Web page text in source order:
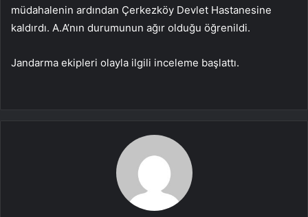
müdahalenin ardından Çerkezköy Devlet Hastanesine
kaldırdı. A.A’nın durumunun ağır olduğu öğrenildi.
Jandarma ekipleri olayla ilgili inceleme başlattı.